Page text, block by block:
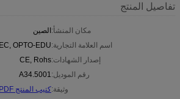
تفاصيل المنتج
مكان المنشأ:الصين
اسم العلامة التجارية:OPTO-EDU
إصدار الشهادات:CE, Rohs
رقم الموديل:A34.5001
وثيقة:كتيب المنتج PDF